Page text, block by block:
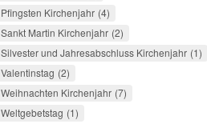
Pfingsten Kirchenjahr 4
Sankt Martin Kirchenjahr 2
Silvester und Jahresabschluss Kirchenjahr 1
Valentinstag 2
Weihnachten Kirchenjahr 7
Weltgebetstag 1